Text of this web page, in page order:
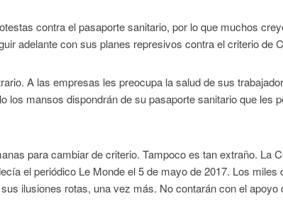
contra el pasaporte sanitario, por lo que muchos
adelante con sus planes represivos contra el criterio de
A las empresas les preocupa la salud de sus
los mansos dispondrán de su pasaporte sanitario que les
para cambiar de criterio. Tampoco es tan extraño. La
el periódico Le Monde el 5 de mayo de 2017. Los
ilusiones rotas, una vez más. No contarán con el